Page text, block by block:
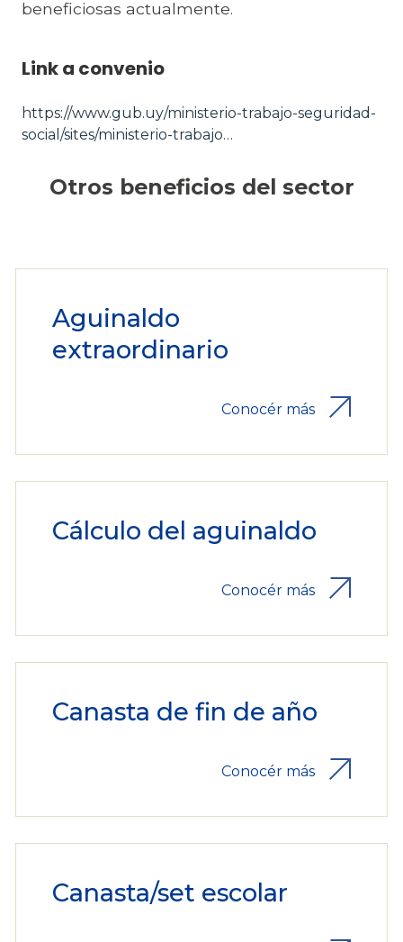
beneficiosas actualmente.
Link a convenio
https://www.gub.uy/ministerio-trabajo-seguridad-
social/sites/ministerio-trabajo…
Otros beneficios del sector
Aguinaldo
extraordinario
Conocér más
Cálculo del aguinaldo
Conocér más
Canasta de fin de año
Conocér más
Canasta/set escolar